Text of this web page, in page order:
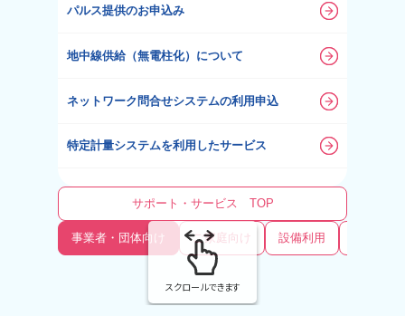
パルス提供のお申込み
地中線供給（無電柱化）について
ネットワーク問合せシステムの利用申込
特定計量システムを利用したサービス
サポート・サービス TOP
事業者・団体向け ご家庭向け 設備利用
スクロールできます